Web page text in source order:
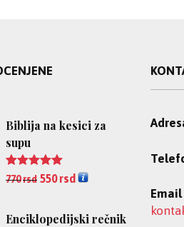
Biblija na kesici za
supu
Ocenjeno
770rsd 550 rsd
Enciklopedijski rečnik